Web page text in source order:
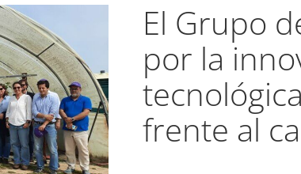
El Grupo
por la
frente al